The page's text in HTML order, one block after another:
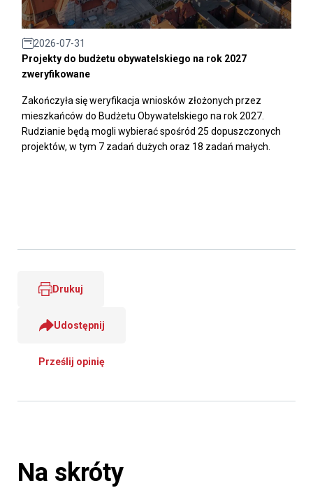
2026-07-31
Projekty do budżetu obywatelskiego na rok 2027
zweryfikowane
Zakończyła się weryfikacja wniosków złożonych przez
mieszkańców do Budżetu Obywatelskiego na rok 2027.
Rudzianie będą mogli wybierać spośród 25 dopuszczonych
projektów, w tym 7 zadań dużych oraz 18 zadań małych.
Drukuj
Udostępnij
Prześlij opinię
Na skróty